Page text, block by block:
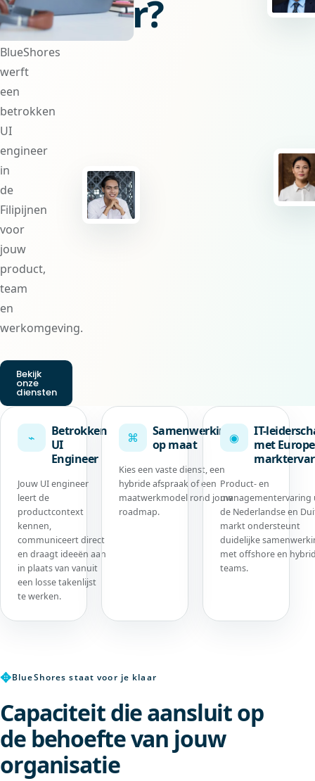
engineer?
BlueShores
werft
een
betrokken
UI
engineer
in
de
Filipijnen
voor
jouw
product,
team
en
werkomgeving.
Bekijk
onze
diensten
⌁
Betrokken
UI
Engineer
Jouw UI engineer
leert de
productcontext
kennen,
communiceert direct
en draagt ideeën aan
in plaats van vanuit
een losse takenlijst
te werken.
⌘
Samenwerking
op maat
Kies een vaste dienst, een
hybride afspraak of een
maatwerkmodel rond jouw
roadmap.
◉
IT-
met
Product- en
managementervaring
de Nederlandse en
markt ondersteunt
duidelijke
met offshore en
teams.
✥BlueShores staat voor je klaar
Capaciteit die aansluit op
de behoefte van jouw
organisatie